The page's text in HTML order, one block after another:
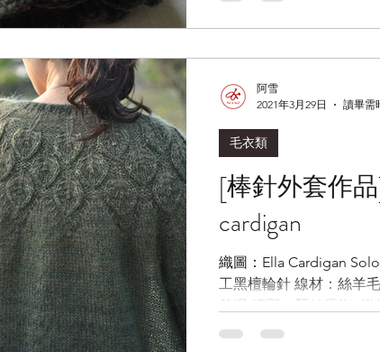
的，冒出些許芽點的胡
果、森林，拉雙股用
[棒針外套作品] 葉子外套
cardigan
織圖：Ella Cardigan
工黑檀輪針 線材：絲羊
花呢-曠野；蠶絲馬海-
股，合股織 Ella外套是
毛衣類
阿雪
2021年3月29日
讀畢需